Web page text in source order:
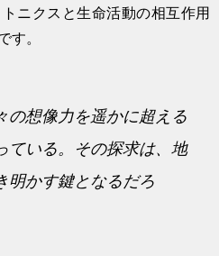
ニクスと生命活動の相互作用
す。
の想像力を遥かに超える
ている。その探求は、地
明かす鍵となるだろ